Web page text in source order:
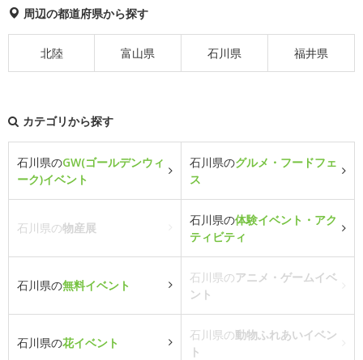
周辺の都道府県から探す
北陸 富山県 石川県 福井県
カテゴリから探す
石川県のGW(ゴールデンウィ
ーク)イベント
石川県のグルメ・フードフェ
ス
石川県の物産展
石川県の体験イベント・アク
ティビティ
石川県の無料イベント
石川県のアニメ・ゲームイベ
ント
石川県の花イベント
石川県の動物ふれあいイベン
ト